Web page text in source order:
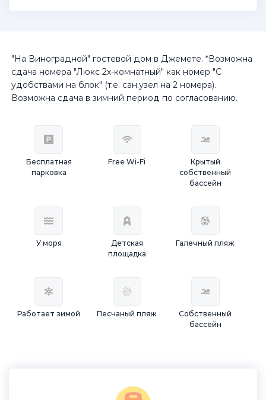
"На Виноградной" гостевой дом в Джемете. *Возможна
сдача номера "Люкс 2х-комнатный" как номер "С
удобствами на блок" (т.е. сан.узел на 2 номера).
Возможна сдача в зимний период по согласованию.
Бесплатная
парковка
Free Wi-Fi
Крытый
собственный
бассейн
У моря
Детская
площадка
Галечный пляж
Работает зимой Песчаный пляж
Собственный
бассейн